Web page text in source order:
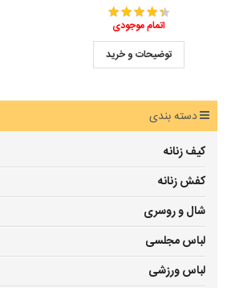
اتمام موجودی
توضیحات و خرید
دسته بندی
کیف زنانه
کفش زنانه
شال و روسری
لباس مجلسی
لباس ورزشی